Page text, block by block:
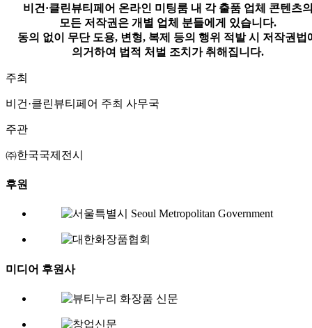
비건·클린뷰티페어 온라인 미팅룸 내 각 출품 업체 콘텐츠
모든 저작권은 개별 업체 분들에게 있습니다.
동의 없이 무단 도용, 변형, 복제 등의 행위 적발 시 저작권법
의거하여 법적 처벌 조치가 취해집니다.
주최
비건·클린뷰티페어 주최 사무국
주관
㈜한국국제전시
후원
미디어 후원사